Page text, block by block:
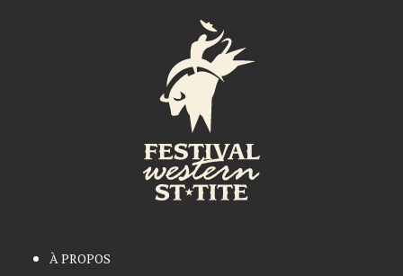
À PROPOS